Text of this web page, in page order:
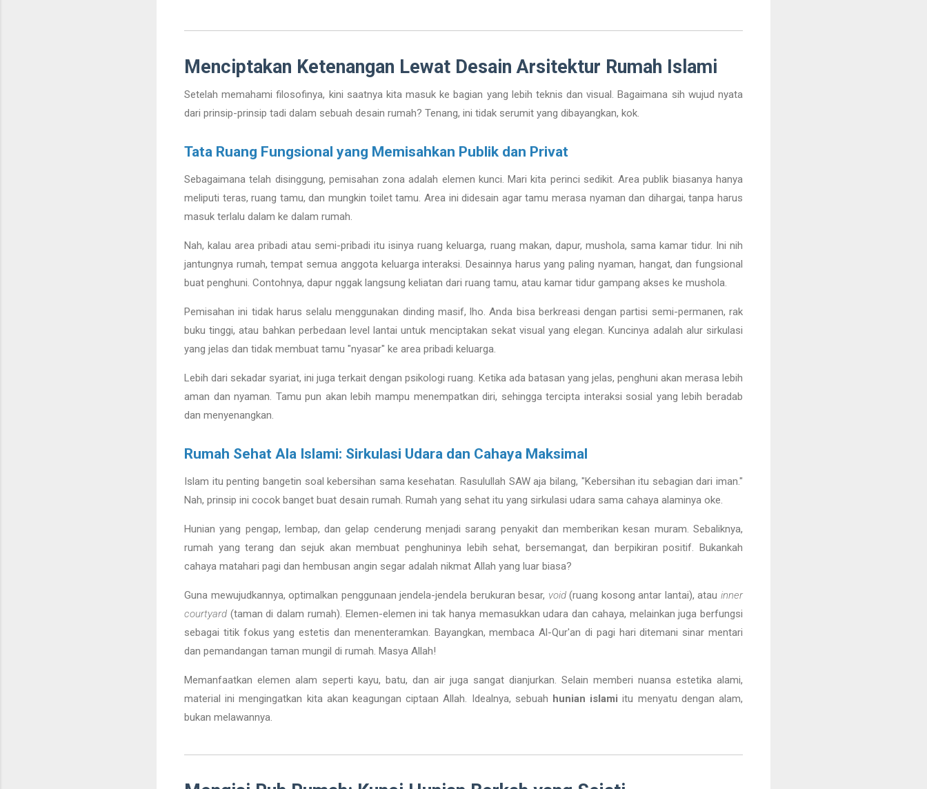
Menciptakan Ketenangan Lewat Desain Arsitektur Rumah Islami
Setelah memahami filosofinya, kini saatnya kita masuk ke bagian yang lebih teknis dan visual. Bagaimana sih wujud nyata
dari prinsip-prinsip tadi dalam sebuah desain rumah? Tenang, ini tidak serumit yang dibayangkan, kok.
Tata Ruang Fungsional yang Memisahkan Publik dan Privat
Sebagaimana telah disinggung, pemisahan zona adalah elemen kunci. Mari kita perinci sedikit. Area publik biasanya hanya
meliputi teras, ruang tamu, dan mungkin toilet tamu. Area ini didesain agar tamu merasa nyaman dan dihargai, tanpa harus
masuk terlalu dalam ke dalam rumah.
Nah, kalau area pribadi atau semi-pribadi itu isinya ruang keluarga, ruang makan, dapur, mushola, sama kamar tidur. Ini nih
jantungnya rumah, tempat semua anggota keluarga interaksi. Desainnya harus yang paling nyaman, hangat, dan fungsional
buat penghuni. Contohnya, dapur nggak langsung keliatan dari ruang tamu, atau kamar tidur gampang akses ke mushola.
Pemisahan ini tidak harus selalu menggunakan dinding masif, lho. Anda bisa berkreasi dengan partisi semi-permanen, rak
buku tinggi, atau bahkan perbedaan level lantai untuk menciptakan sekat visual yang elegan. Kuncinya adalah alur sirkulasi
yang jelas dan tidak membuat tamu "nyasar" ke area pribadi keluarga.
Lebih dari sekadar syariat, ini juga terkait dengan psikologi ruang. Ketika ada batasan yang jelas, penghuni akan merasa lebih
aman dan nyaman. Tamu pun akan lebih mampu menempatkan diri, sehingga tercipta interaksi sosial yang lebih beradab
dan menyenangkan.
Rumah Sehat Ala Islami: Sirkulasi Udara dan Cahaya Maksimal
Islam itu penting bangetin soal kebersihan sama kesehatan. Rasulullah SAW aja bilang, "Kebersihan itu sebagian dari iman."
Nah, prinsip ini cocok banget buat desain rumah. Rumah yang sehat itu yang sirkulasi udara sama cahaya alaminya oke.
Hunian yang pengap, lembap, dan gelap cenderung menjadi sarang penyakit dan memberikan kesan muram. Sebaliknya,
rumah yang terang dan sejuk akan membuat penghuninya lebih sehat, bersemangat, dan berpikiran positif. Bukankah
cahaya matahari pagi dan hembusan angin segar adalah nikmat Allah yang luar biasa?
Guna mewujudkannya, optimalkan penggunaan jendela-jendela berukuran besar, void(ruang kosong antar lantai), atauinner
courtyard (taman di dalam rumah). Elemen-elemen ini tak hanya memasukkan udara dan cahaya, melainkan juga berfungsi
sebagai titik fokus yang estetis dan menenteramkan. Bayangkan, membaca Al-Qur'an di pagi hari ditemani sinar mentari
dan pemandangan taman mungil di rumah. Masya Allah!
Memanfaatkan elemen alam seperti kayu, batu, dan air juga sangat dianjurkan. Selain memberi nuansa estetika alami,
material ini mengingatkan kita akan keagungan ciptaan Allah. Idealnya, sebuah hunian islami itu menyatu dengan alam,
bukan melawannya.